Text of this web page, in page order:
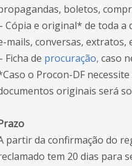
boletos,
Cópia e original* de toda
mails, conversas, extratos,
Ficha de procuração, caso
o Procon-DF
originais será
partir da confirmação do
tem 20 dias para